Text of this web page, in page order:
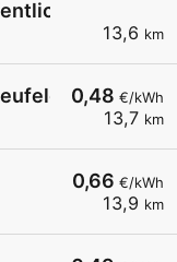
13,6 km
0,48 €/kWh
13,7 km
- TDZ
0,66 €/kWh
13,9 km